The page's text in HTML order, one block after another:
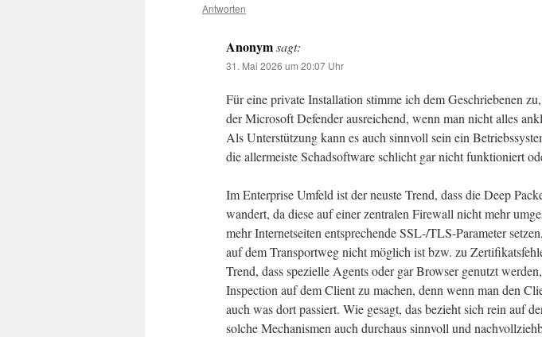
Antworten
Anonym sagt:
31. Mai 2026 um 20:07 Uhr
Für eine private Installation stimme ich dem Geschriebenen
der Microsoft Defender ausreichend, wenn man nicht alles
Als Unterstützung kann es auch sinnvoll sein ein
die allermeiste Schadsoftware schlicht gar nicht funktioniert
Im Enterprise Umfeld ist der neuste Trend, dass die Deep
wandert, da diese auf einer zentralen Firewall nicht mehr
mehr Internetseiten entsprechende SSL-/TLS-Parameter
auf dem Transportweg nicht möglich ist bzw. zu
Trend, dass spezielle Agents oder gar Browser genutzt
Inspection auf dem Client zu machen, denn wenn man den
auch was dort passiert. Wie gesagt, das bezieht sich rein auf
solche Mechanismen auch durchaus sinnvoll und